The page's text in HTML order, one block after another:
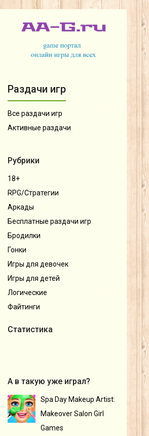
Раздачи игр
Все раздачи игр
Активные раздачи
Рубрики
18+
RPG/Стратегии
Аркады
Бесплатные раздачи игр
Бродилки
Гонки
Игры для девочек
Игры для детей
Логические
Файтинги
Статистика
А в такую уже играл?
Spa Day Makeup Artist:
Makeover Salon Girl
Games